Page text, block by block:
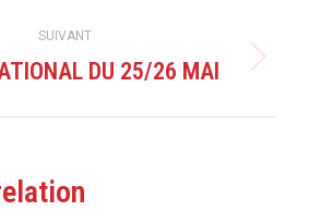
SUIVANT
ArticleDU 25/26 MAI